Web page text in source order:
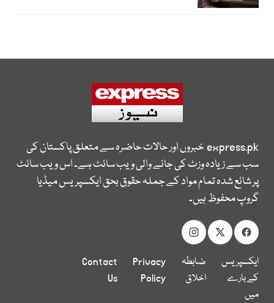
express.pkخبروں اور حالات حاضرہ سے متعلق پاکستان کی
سب سے زیادہ وزٹ کی جانے والی ویب سائٹ ہے۔ اس ویب سائٹ
پر شائع شدہ تمام مواد کے جملہ حقوق بحق ایکسپریس میڈیا
گروپ محفوظ ہیں۔
ایکسپریس
کے بارے
میں
ضابطہ
اخلاق
Privacy
Policy
Contact
Us